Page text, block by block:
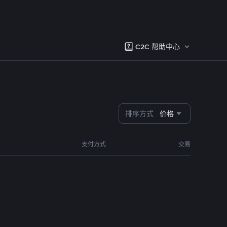
C2C 帮助中心
排序方式 价格
支付方式 交易